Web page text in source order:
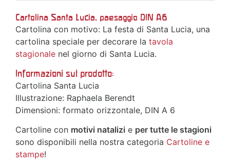
Cartolina Santa Lucia, paesaggio DIN A6
Cartolina con motivo: La festa di Santa Lucia, una
cartolina speciale per decorare la tavola
stagionale nel giorno di Santa Lucia.
Informazioni sul prodotto:
Cartolina Santa Lucia
Illustrazione: Raphaela Berendt
Dimensioni: formato orizzontale, DIN A 6
Cartoline con motivi natalizi e per tutte le stagioni
sono disponibili nella nostra categoria Cartoline e
stampe!